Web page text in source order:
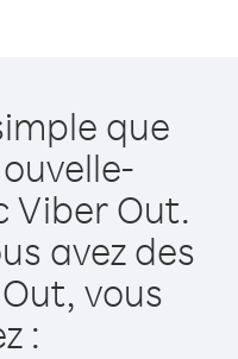
que
Viber Out.
avez des
vous
: